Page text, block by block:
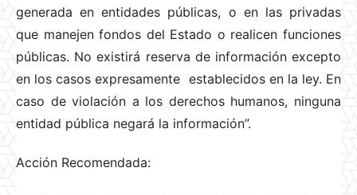
generada en entidades públicas, o en las privadas
que manejen fondos del Estado o realicen funciones
públicas. No existirá reserva de información excepto
en los casos expresamente establecidos en la ley. En
caso de violación a los derechos humanos, ninguna
entidad pública negará la información”.
Acción Recomendada: